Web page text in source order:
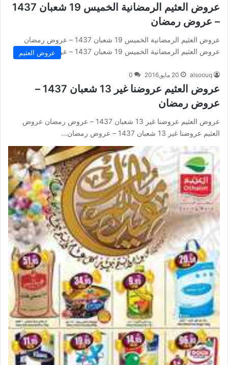
عروض العثيم الرمضانية الخميس 19 شعبان 1437
– عروض رمضان
عروض العثيم الرمضانية الخميس 19 شعبان 1437 – عروض رمضان
عروض العثيم الرمضانية الخميس 19 شعبان 1437 – عروض رمضان…
عروض العثيم
alsoouq 20 مايو,2016 0
عروض العثيم عروضنا غير 13 شعبان 1437 –
عروض رمضان
عروض العثيم عروضنا غير 13 شعبان 1437 – عروض رمضان عروض
العثيم عروضنا غير 13 شعبان 1437 – عروض رمضان…